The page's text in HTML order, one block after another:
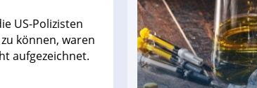
US-Polizisten
können, waren
aufgezeichnet.